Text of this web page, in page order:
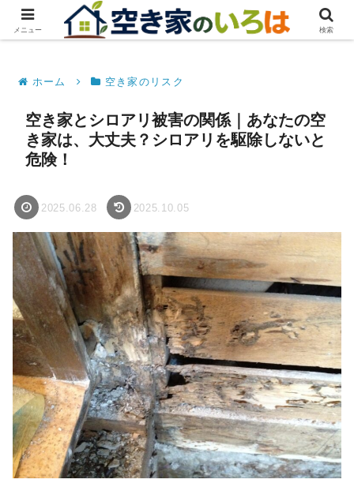
ホーム 空き家のリスク
空き家とシロアリ被害の関係｜あなたの空
き家は、大丈夫？シロアリを駆除しないと
危険！
2025.06.28 2025.10.05
メニュー 検索